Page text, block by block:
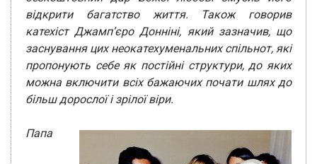
відкрити багатство життя. Також говорив
катехіст Джамп’єро Донніні, який зазначив, що
заснування цих неокатехуменальних спільнот, які
пропонують себе як постійні структури, до яких
можна включити всіх бажаючих почати шлях до
більш дорослої і зрілої віри.
Папа